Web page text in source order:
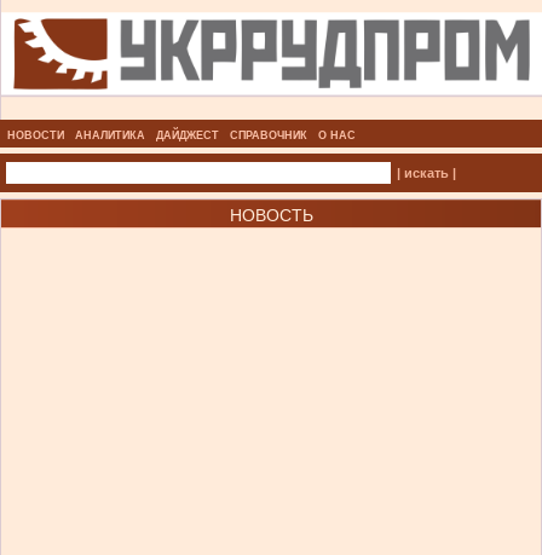
НОВОСТИ АНАЛИТИКА ДАЙДЖЕСТ СПРАВОЧНИК О НАС
| искать |
НОВОСТЬ